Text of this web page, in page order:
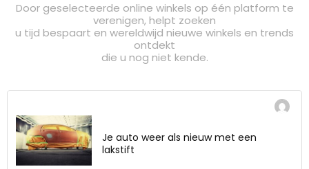
Door geselecteerde online winkels op één platform te
verenigen, helpt zoeken
u tijd bespaart en wereldwijd nieuwe winkels en trends
ontdekt
die u nog niet kende.
Je auto weer als nieuw met een
lakstift